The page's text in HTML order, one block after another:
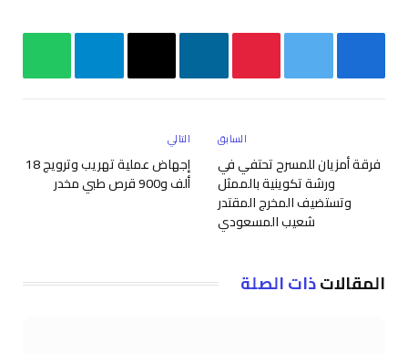
السابق
فرقة أمزيان للمسرح تحتفي في
ورشة تكوينية بالممثل
وتستضيف المخرج المقتدر
شعيب المسعودي
التالي
إجهاض عملية تهريب وترويج 18
ألف و900 قرص طبي مخدر
المقالاتذات الصلة